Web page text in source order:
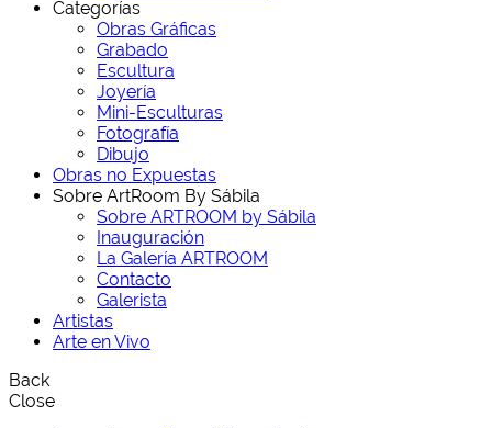
Categorías
Obras Gráficas
Grabado
Escultura
Joyería
Mini-Esculturas
Fotografía
Dibujo
Obras no Expuestas
Sobre ArtRoom By Sábila
Sobre ARTROOM by Sábila
Inauguración
La Galería ARTROOM
Contacto
Galerista
Artistas
Arte en Vivo
Back
Close